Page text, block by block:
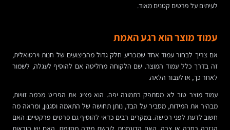
לעיתים על פרטים קטנים מאוד.
עמוד מוצר הוא רגע האמת
אם צריך לבחור עמוד אחד שמכריע חלק גדול מהביצועים של חנות וירטואלית,
זה בדרך כלל עמוד המוצר. שם הלקוחה מחליטה אם להוסיף לעגלה, לשמור
לאחר כך, או לעבור הלאה.
עמוד מוצר טוב לא מסתפק בתמונה יפה. הוא מציג את הפריט מכמה זוויות,
מבהיר את המידות, מסביר על הבד, נותן תחושה של התאמה וסגנון, ומראה מה
חשוב לדעת לפני רכישה. במקרים רבים כדאי להוסיף גם פרטים פרקטיים: האם